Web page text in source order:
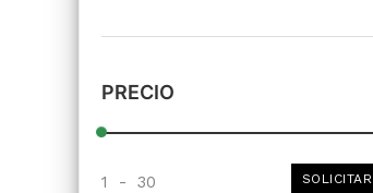
PRECIO
1 - 30 SOLICITAR